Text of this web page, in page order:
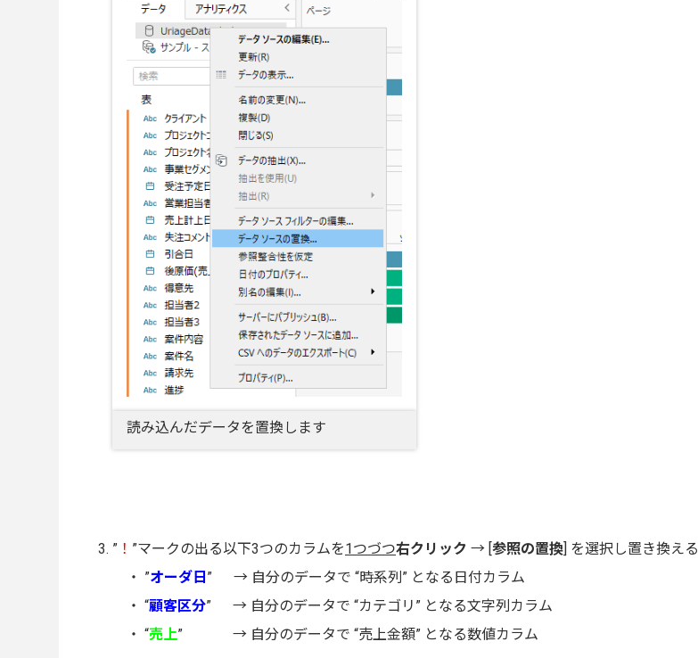
読み込んだデータを置換します
” ！ ”マークの出る以下3つのカラムを1つづつ右クリック → [ 参照の置換 ] を選択し置き換える
・ ”オーダ日 ” → 自分のデータで “時系列” となる日付カラム
・ “顧客区分” → 自分のデータで “カテゴリ” となる文字列カラム
・ “売上” → 自分のデータで “売上金額” となる数値カラム